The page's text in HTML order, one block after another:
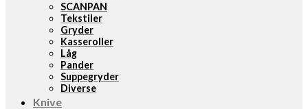
SCANPAN
Tekstiler
Gryder
Kasseroller
Låg
Pander
Suppegryder
Diverse
Knive